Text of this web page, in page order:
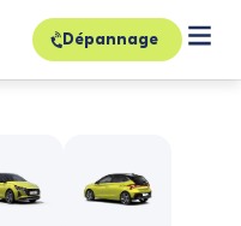
Dépannage